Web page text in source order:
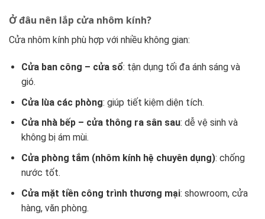
Ở đâu nên lắp cửa nhôm kính?
Cửa nhôm kính phù hợp với nhiều không gian:
Cửa ban công – cửa sổ: tận dụng tối đa ánh sáng và
gió.
Cửa lùa các phòng: giúp tiết kiệm diện tích.
Cửa nhà bếp – cửa thông ra sân sau: dễ vệ sinh và
không bị ám mùi.
Cửa phòng tắm (nhôm kính hệ chuyên dụng): chống
nước tốt.
Cửa mặt tiền công trình thương mại: showroom, cửa
hàng, văn phòng.